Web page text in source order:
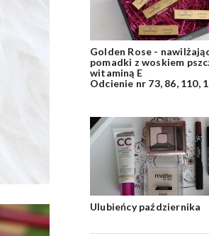
Golden Rose -
pomadki z woskiem
witaminą E
Odcienie nr 73, 86, 110,
Ulubieńcy października